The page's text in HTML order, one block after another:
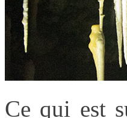
Ce qui est